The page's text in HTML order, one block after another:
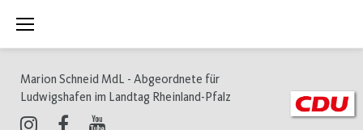
Inhalt
Marion Schneid MdL - Abgeordnete für
Ludwigshafen im Landtag Rheinland-Pfalz